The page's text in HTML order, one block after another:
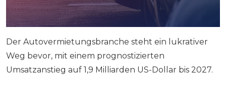
Der Autovermietungsbranche steht ein lukrativer
Weg bevor, mit einem prognostizierten
Umsatzanstieg auf 1,9 Milliarden US-Dollar bis 2027.